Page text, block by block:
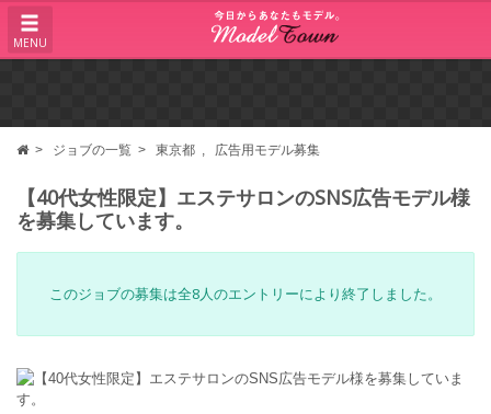
MENU
ジョブの一覧 東京都 広告用モデル募集
【40代女性限定】エステサロンのSNS広告モデル様
を募集しています。
このジョブの募集は全8人のエントリーにより終了しました。